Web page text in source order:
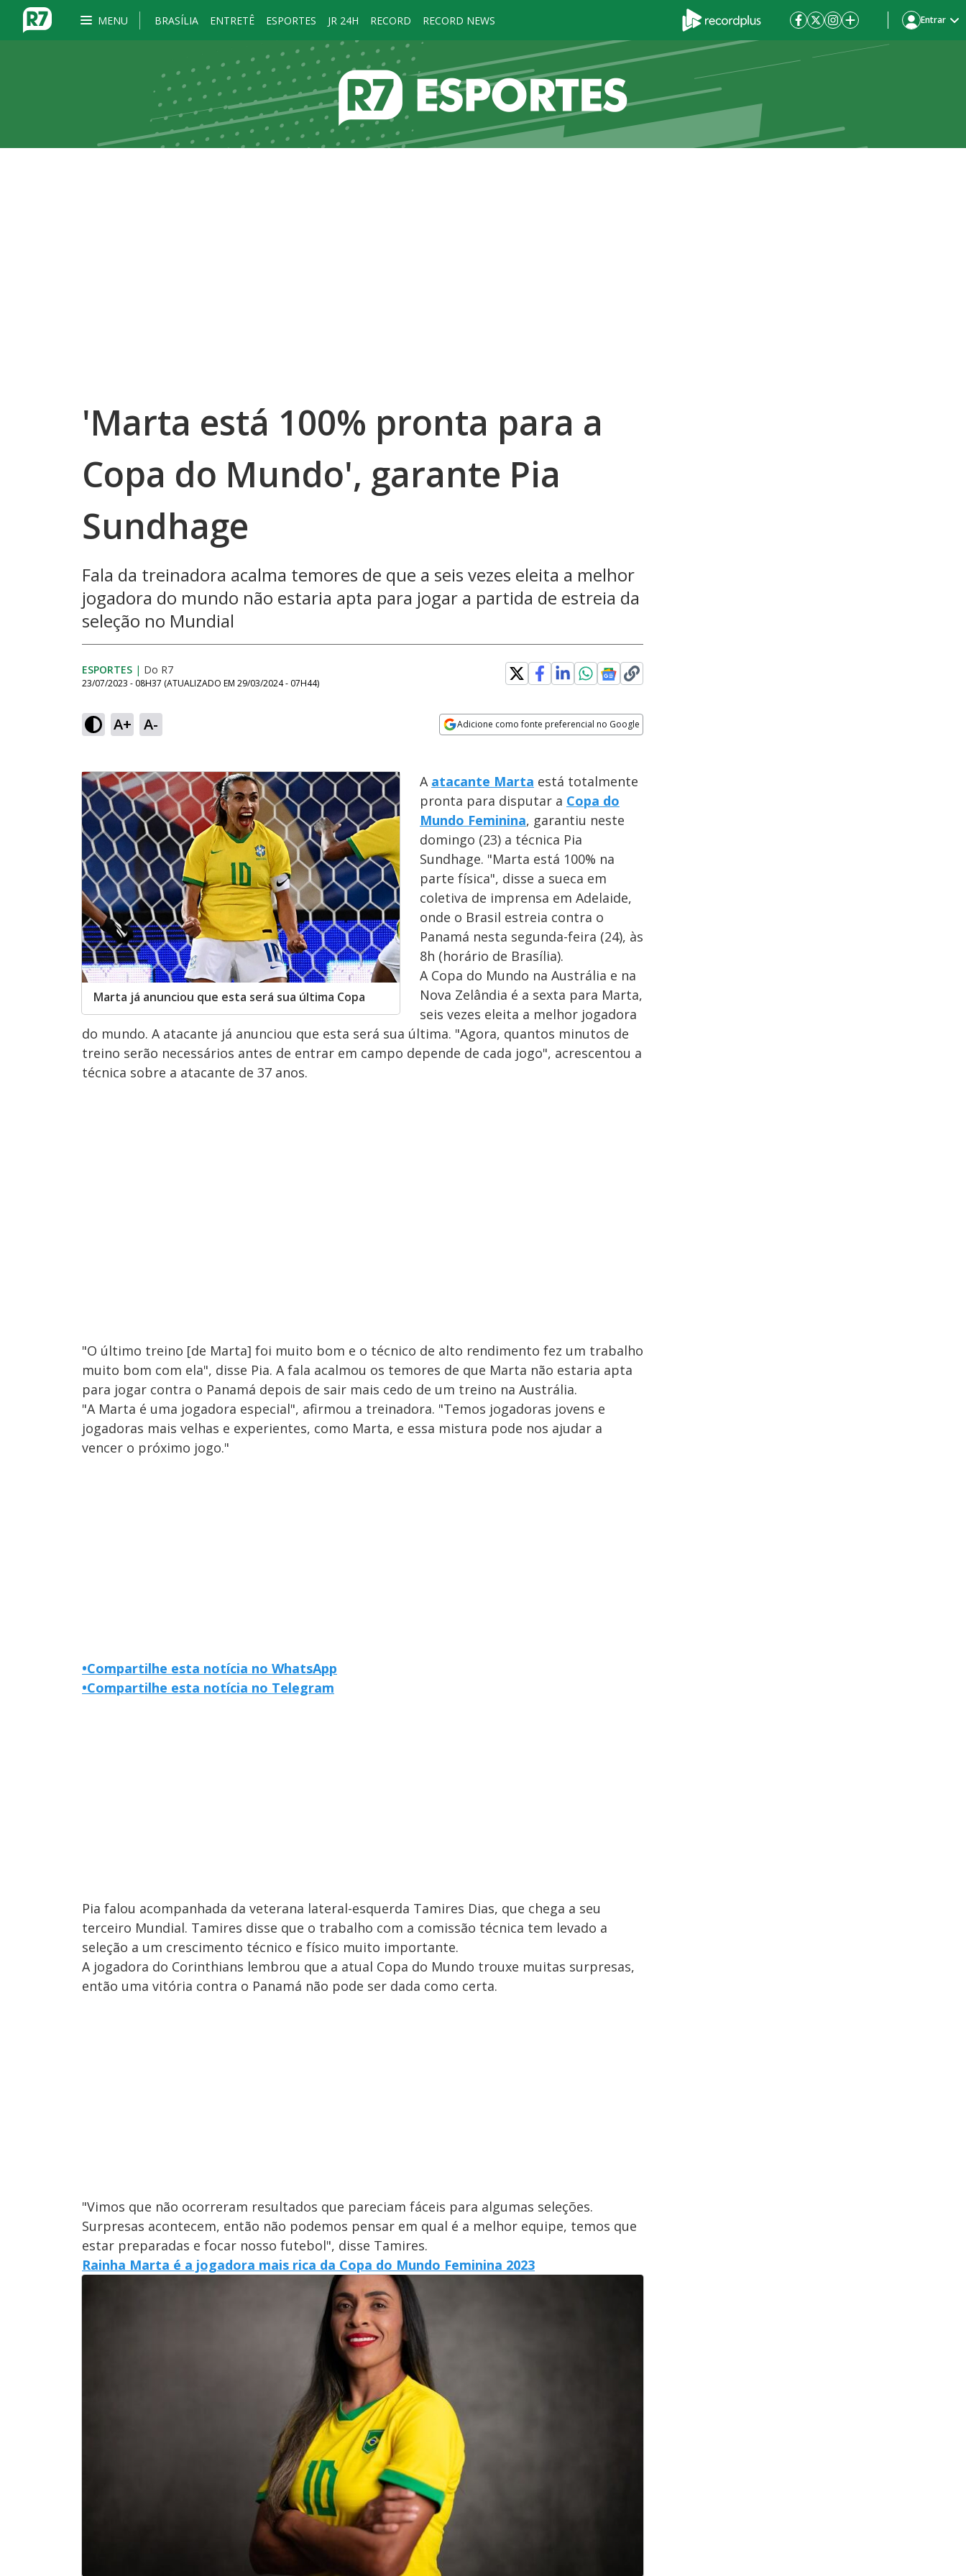
MENU BRASÍLIA ENTRETÊ ESPORTES JR 24H RECORD RECORD NEWS Entrar
'Marta está 100% pronta para a
Copa do Mundo', garante Pia
Sundhage
Fala da treinadora acalma temores de que a seis vezes eleita a melhor
jogadora do mundo não estaria apta para jogar a partida de estreia da
seleção no Mundial
ESPORTES | Do R7
23/07/2023 - 08H37 (ATUALIZADO EM 29/03/2024 - 07H44)
A+ A- Adicione como fonte preferencial no Google
Marta já anunciou que esta será sua última Copa
A atacante Marta está totalmente
pronta para disputar a Copa do
Mundo Feminina, garantiu neste
domingo (23) a técnica Pia
Sundhage. "Marta está 100% na
parte física", disse a sueca em
coletiva de imprensa em Adelaide,
onde o Brasil estreia contra o
Panamá nesta segunda-feira (24), às
8h (horário de Brasília).
A Copa do Mundo na Austrália e na
Nova Zelândia é a sexta para Marta,
seis vezes eleita a melhor jogadora
do mundo. A atacante já anunciou que esta será sua última. "Agora, quantos minutos de
treino serão necessários antes de entrar em campo depende de cada jogo", acrescentou a
técnica sobre a atacante de 37 anos.
"O último treino [de Marta] foi muito bom e o técnico de alto rendimento fez um trabalho
muito bom com ela", disse Pia. A fala acalmou os temores de que Marta não estaria apta
para jogar contra o Panamá depois de sair mais cedo de um treino na Austrália.
"A Marta é uma jogadora especial", afirmou a treinadora. "Temos jogadoras jovens e
jogadoras mais velhas e experientes, como Marta, e essa mistura pode nos ajudar a
vencer o próximo jogo."
•Compartilhe esta notícia no WhatsApp
•Compartilhe esta notícia no Telegram
Pia falou acompanhada da veterana lateral-esquerda Tamires Dias, que chega a seu
terceiro Mundial. Tamires disse que o trabalho com a comissão técnica tem levado a
seleção a um crescimento técnico e físico muito importante.
A jogadora do Corinthians lembrou que a atual Copa do Mundo trouxe muitas surpresas,
então uma vitória contra o Panamá não pode ser dada como certa.
"Vimos que não ocorreram resultados que pareciam fáceis para algumas seleções.
Surpresas acontecem, então não podemos pensar em qual é a melhor equipe, temos que
estar preparadas e focar nosso futebol", disse Tamires.
Rainha Marta é a jogadora mais rica da Copa do Mundo Feminina 2023